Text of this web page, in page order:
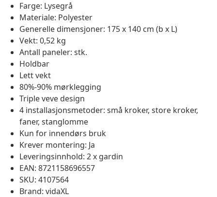
Farge: Lysegrå
Materiale: Polyester
Generelle dimensjoner: 175 x 140 cm (b x L)
Vekt: 0,52 kg
Antall paneler: stk.
Holdbar
Lett vekt
80%-90% mørklegging
Triple veve design
4 installasjonsmetoder: små kroker, store kroker,
faner, stanglomme
Kun for innendørs bruk
Krever montering: Ja
Leveringsinnhold: 2 x gardin
EAN: 8721158696557
SKU: 4107564
Brand: vidaXL